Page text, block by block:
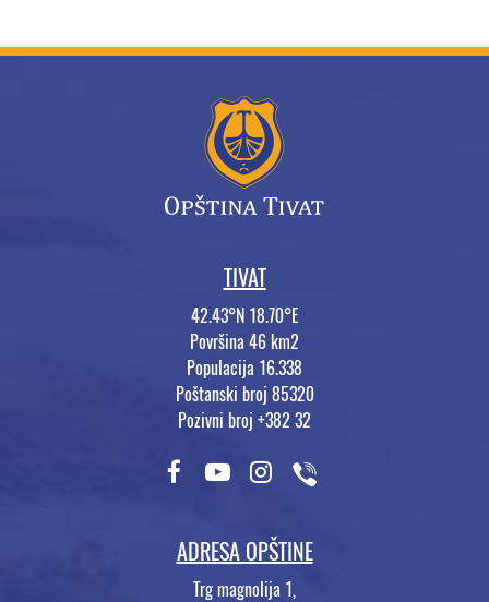
TIVAT
42.43°N 18.70°E
Površina 46 km2
Populacija 16.338
Poštanski broj 85320
Pozivni broj +382 32
ADRESA OPŠTINE
Trg magnolija 1,